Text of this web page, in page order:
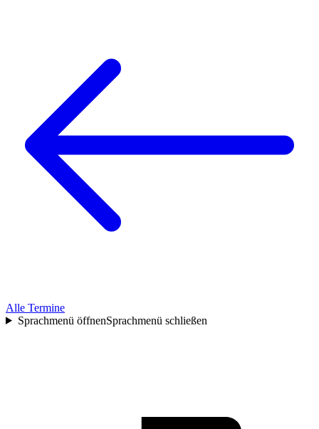
Alle Termine
Sprachmenü öffnenSprachmenü schließen